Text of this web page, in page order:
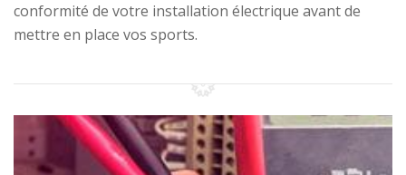
conformité de votre installation électrique avant de
mettre en place vos sports.